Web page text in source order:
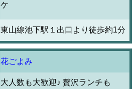
ケ
東山線池下駅１出口より徒歩約1分
花ごよみ
大人数も大歓迎♪ 贅沢ランチも